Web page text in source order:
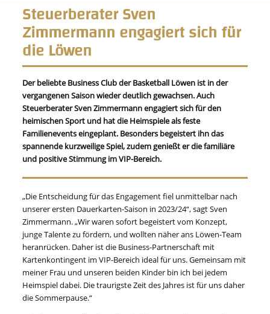
Steuerberater Sven
Zimmermann engagiert sich für
die Löwen
Der beliebte Business Club der Basketball Löwen ist in der
vergangenen Saison wieder deutlich gewachsen. Auch
Steuerberater Sven Zimmermann engagiert sich für den
heimischen Sport und hat die Heimspiele als feste
Familienevents eingeplant. Besonders begeistert ihn das
spannende kurzweilige Spiel, zudem genießt er die familiäre
und positive Stimmung im VIP-Bereich.
„Die Entscheidung für das Engagement fiel unmittelbar nach
unserer ersten Dauerkarten-Saison in 2023/24“, sagt Sven
Zimmermann. „Wir waren sofort begeistert vom Konzept,
junge Talente zu fördern, und wollten näher ans Löwen-Team
heranrücken. Daher ist die Business-Partnerschaft mit
Kartenkontingent im VIP-Bereich ideal für uns. Gemeinsam mit
meiner Frau und unseren beiden Kinder bin ich bei jedem
Heimspiel dabei. Die traurigste Zeit des Jahres ist für uns daher
die Sommerpause.“